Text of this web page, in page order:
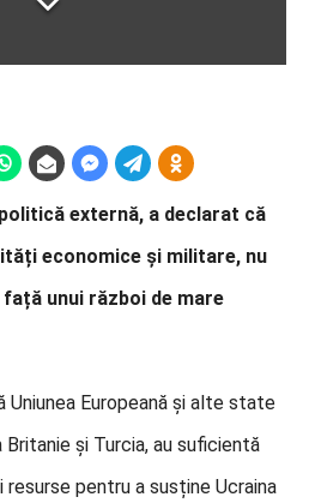
externă, a declarat că
economice și militare, nu
unui război de mare
Uniunea Europeană și alte state
și Turcia, au suficientă
pentru a susține Ucraina